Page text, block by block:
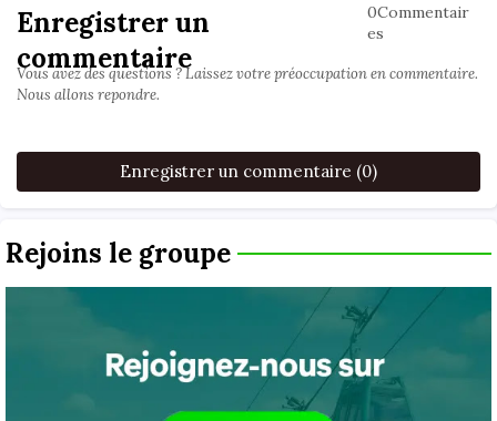
Enregistrer un
commentaire
0Commentair
es
Vous avez des questions ? Laissez votre préoccupation en commentaire.
Nous allons repondre.
Enregistrer un commentaire (0)
Rejoins le groupe